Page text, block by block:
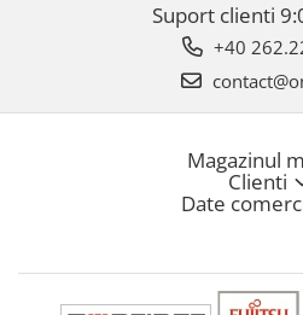
Suport clienti
+40
Magazinul
Clienti
Date